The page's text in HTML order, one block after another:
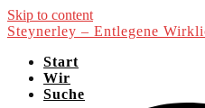
Skip to content
Steynerley – Entlegene
Start
Wir
Suche